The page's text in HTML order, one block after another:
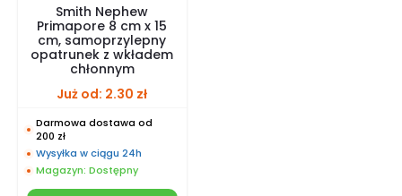
Smith Nephew
Primapore 8 cm x 15
cm, samoprzylepny
opatrunek z wkładem
chłonnym
Już od: 2.30 zł
Darmowa dostawa od
200 zł
Wysyłka w ciągu 24h
Magazyn: Dostępny